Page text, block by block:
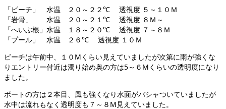
「ビーチ」 水温 ２０～２２℃ 透視度 ５～１０Ｍ
「岩骨」 水温 ２０～２１℃ 透視度 ８Ｍ～
「へいぶ根」水温 １８～２０℃ 透視度 ７～８Ｍ
「プール」 水温 ２６℃ 透視度 １０Ｍ
ビーチは午前中、１０Mくらい見えていましたが次第に雨が強くな
りエントリー付近は濁り始め奥の方は5～６Mくらいの透明度になり
ました。
ボートの方は２本目、風も強くなり水面がバシャついていましたが
水中は流れもなく透明度も７～８M見えていました。